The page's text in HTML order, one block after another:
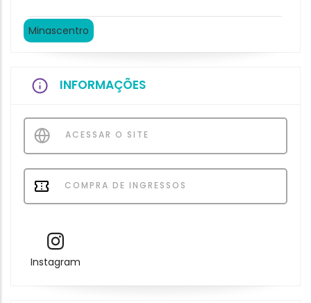
Minascentro
INFORMAÇÕES
ACESSAR O SITE
COMPRA DE INGRESSOS
Instagram